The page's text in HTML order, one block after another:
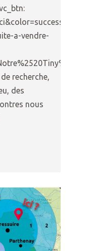
a-vendre-
recherche,
des
nous